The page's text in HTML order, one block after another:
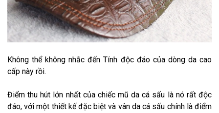
Không thể không nhắc đến Tính độc đáo của dòng da cao
cấp này rồi.
Điểm thu hút lớn nhất của chiếc mũ da cá sấu là nó rất độc
đáo, với một thiết kế đặc biệt và vân da cá sấu chính là điểm